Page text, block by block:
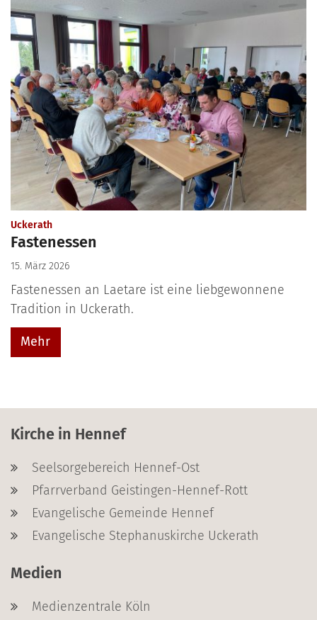
Uckerath:
Fastenessen
15. März 2026
Fastenessen an Laetare ist eine liebgewonnene
Tradition in Uckerath.
Mehr
Kirche in Hennef
Seelsorgebereich Hennef-Ost
Pfarrverband Geistingen-Hennef-Rott
Evangelische Gemeinde Hennef
Evangelische Stephanuskirche Uckerath
Medien
Medienzentrale Köln